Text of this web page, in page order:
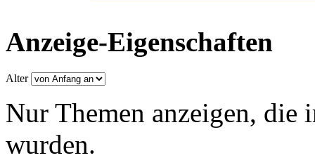
Anzeige-Eigenschaften
Alter
Nur Themen anzeigen, die
wurden.